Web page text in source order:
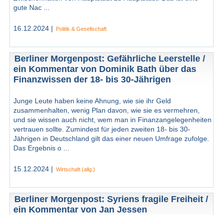
gute Nac ...
16.12.2024 | Politik & Gesellschaft
Berliner Morgenpost: Gefährliche Leerstelle /
ein Kommentar von Dominik Bath über das
Finanzwissen der 18- bis 30-Jährigen
Junge Leute haben keine Ahnung, wie sie ihr Geld
zusammenhalten, wenig Plan davon, wie sie es vermehren,
und sie wissen auch nicht, wem man in Finanzangelegenheiten
vertrauen sollte. Zumindest für jeden zweiten 18- bis 30-
Jährigen in Deutschland gilt das einer neuen Umfrage zufolge.
Das Ergebnis o ...
15.12.2024 | Wirtschaft (allg.)
Berliner Morgenpost: Syriens fragile Freiheit /
ein Kommentar von Jan Jessen